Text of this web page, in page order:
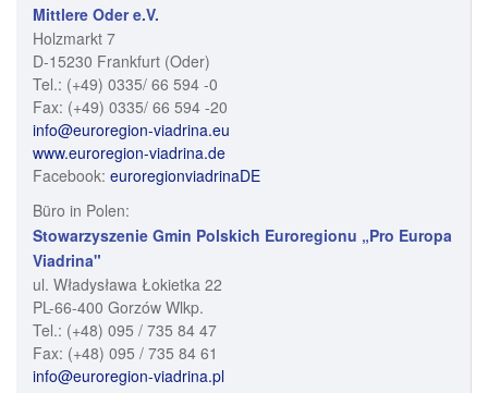
Mittlere Oder e.V.
Holzmarkt 7
D-15230 Frankfurt (Oder)
Tel.: (+49) 0335/ 66 594 -0
Fax: (+49) 0335/ 66 594 -20
info@euroregion-viadrina.eu
www.euroregion-viadrina.de
Facebook: euroregionviadrinaDE
Büro in Polen:
Stowarzyszenie Gmin Polskich Euroregionu „Pro Europa
Viadrina"
ul. Władysława Łokietka 22
PL-66-400 Gorzów Wlkp.
Tel.: (+48) 095 / 735 84 47
Fax: (+48) 095 / 735 84 61
info@euroregion-viadrina.pl